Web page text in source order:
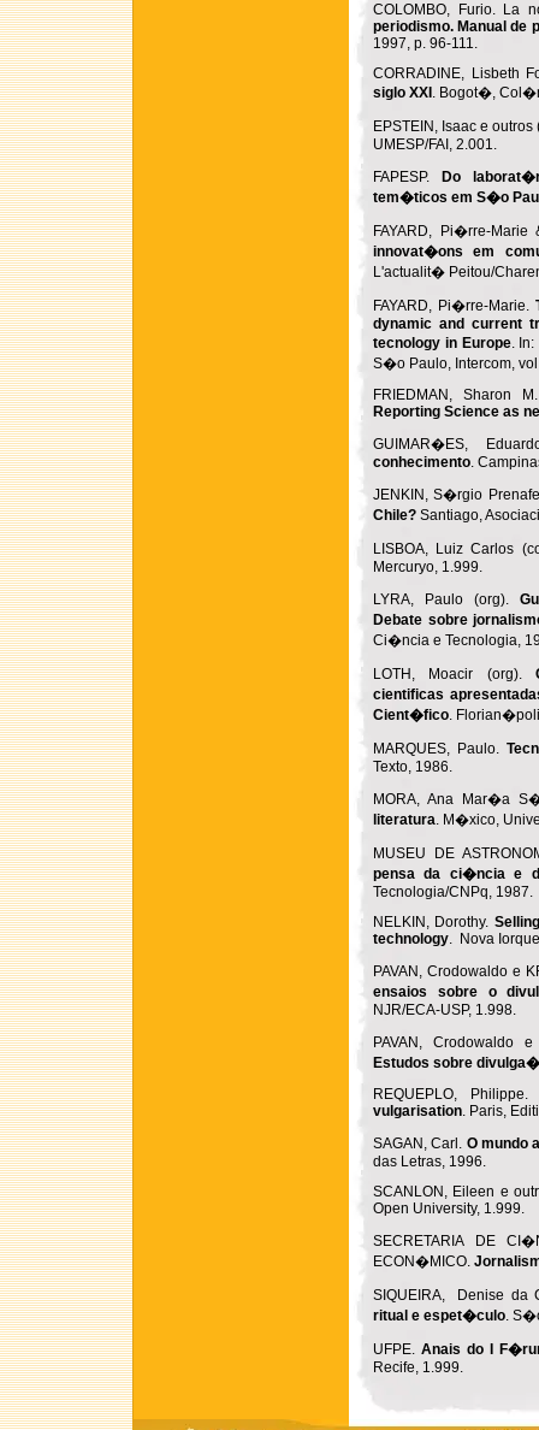
COLOMBO, Furio. La
periodismo. Manual de
1997, p. 96-111.
CORRADINE, Lisbeth
siglo XXI . Bogot�,
EPSTEIN, Isaac e
UMESP/FAI, 2.001.
FAPESP.
Do
tem�ticos em S�o
FAYARD, Pi�rre-
innovat�ons em
L'actualit� Peitou/
FAYARD, Pi�rre-Marie.
dynamic and current
tecnology in Europe.
S�o Paulo, Intercom,
FRIEDMAN, Sharon
Reporting Science as
GUIMAR�ES,
conhecimento.
JENKIN, S�rgio
Chile? Santiago,
LISBOA, Luiz Carlos
Mercuryo, 1.999.
LYRA, Paulo (org).
Debate sobre
Ci�ncia e Tecnologia,
LOTH, Moacir (org).
cientificas
Cient�fico.
MARQUES, Paulo.
Texto, 1986.
MORA, Ana Mar�a
literatura. M�xico,
MUSEU DE
pensa da ci�ncia e
Tecnologia/CNPq, 1987.
NELKIN, Dorothy.
technology. Nova
PAVAN, Crodowaldo e
ensaios sobre o
NJR/ECA-USP, 1.998.
PAVAN, Crodowaldo
Estudos sobre
REQUEPLO,
vulgarisation. Paris,
SAGAN, Carl. O mundo
das Letras, 1996.
SCANLON, Eileen e
Open University, 1.999.
SECRETARIA DE
ECON�MICO.
SIQUEIRA, Denise da
ritual e espet�culo.
UFPE. Anais do I
Recife, 1.999.